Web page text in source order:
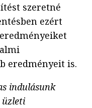
szeretné
ezért
eredményeit is.
indulásunk
üzleti